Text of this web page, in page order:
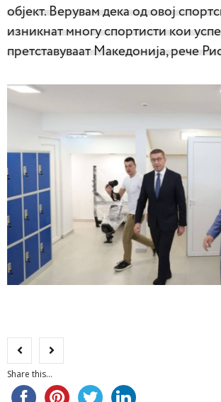
објект. Верувам дека од овој
изникнат многу спортисти кои
претставуваат Македонија, рече
Share this...